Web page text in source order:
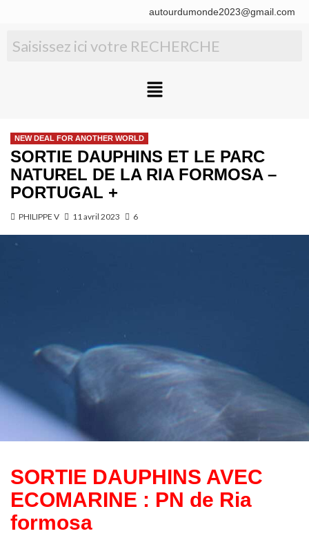
autourdumonde2023@gmail.com
NEW DEAL FOR ANOTHER WORLD
SORTIE DAUPHINS ET LE PARC
NATUREL DE LA RIA FORMOSA –
PORTUGAL +
PHILIPPE V 11 avril 2023 6
SORTIE DAUPHINS AVEC
ECOMARINE : PN de Ria
formosa